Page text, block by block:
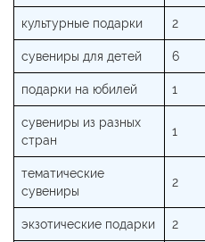
культурные подарки 2
сувениры для детей 6
подарки на юбилей 1
сувениры из разных
стран
1
тематические
сувениры
2
экзотические подарки 2